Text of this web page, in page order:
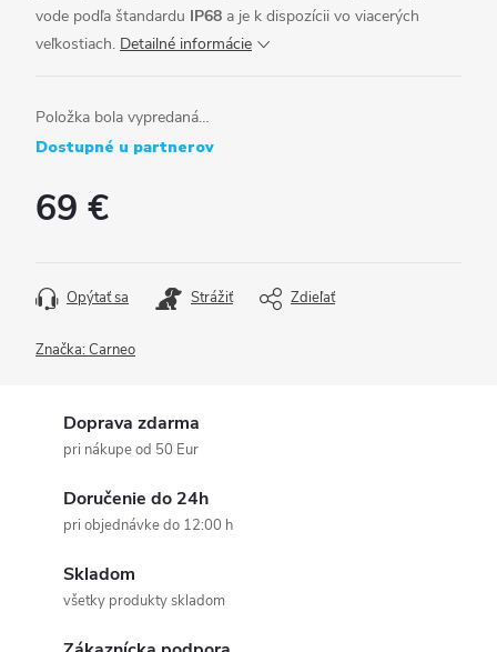
vode podľa štandardu IP68 a je k dispozícii vo viacerých
veľkostiach. Detailné informácie
Položka bola vypredaná…
Dostupné u partnerov
69 €
Opýtať sa Strážiť Zdieľať
Značka:Carneo
Doprava zdarma
pri nákupe od 50 Eur
Doručenie do 24h
pri objednávke do 12:00 h
Skladom
všetky produkty skladom